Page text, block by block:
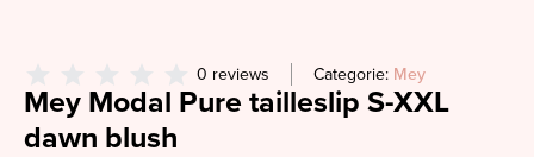
0 reviews Categorie: Mey
Mey Modal Pure tailleslip S-XXL
dawn blush